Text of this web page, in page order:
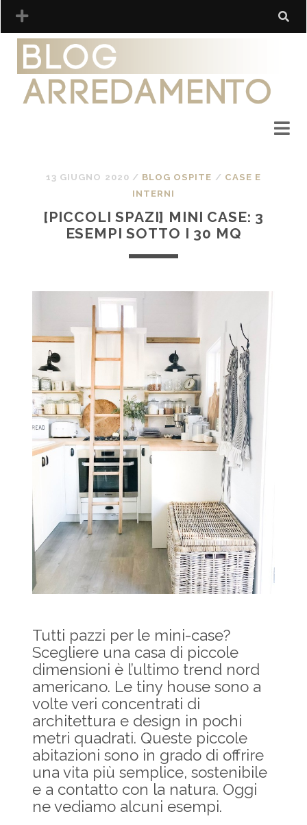
13 GIUGNO 2020 / BLOG OSPITE / CASE E
INTERNI
[PICCOLI SPAZI] MINI CASE: 3
ESEMPI SOTTO I 30 MQ
Tutti pazzi per le mini-case?
Scegliere una casa di piccole
dimensioni è l’ultimo trend nord
americano. Le tiny house sono a
volte veri concentrati di
architettura e design in pochi
metri quadrati. Queste piccole
abitazioni sono in grado di offrire
una vita più semplice, sostenibile
e a contatto con la natura. Oggi
ne vediamo alcuni esempi.